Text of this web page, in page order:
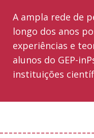
A ampla rede de
longo dos anos
experiências e
alunos do GEP-
instituições